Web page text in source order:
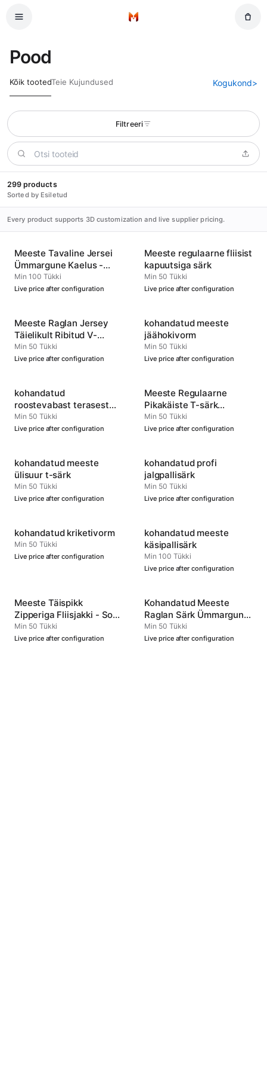
Kodu
Pood
Kõik tootedTeie Kujundused Kogukond>
Filtreeri
299 products
Sorted by Esiletud
Every product supports 3D customization and live supplier pricing.
Meeste Tavaline Jersei
Ümmargune Kaelus -
Kohandatav Spordiriietus
Min 100 Tükki
Live price after configuration
Meeste regulaarne fliisist
kapuutsiga särk
Min 50 Tükki
Live price after configuration
Meeste Raglan Jersey
Täielikult Ribitud V-
kaelus
Min 50 Tükki
Live price after configuration
kohandatud meeste
jäähokivorm
Min 50 Tükki
Live price after configuration
kohandatud
roostevabast terasest
pudel
Min 50 Tükki
Live price after configuration
Meeste Regulaarne
Pikakäiste T-särk
Ümmarguse Kaelusega
Min 50 Tükki
Live price after configuration
kohandatud meeste
ülisuur t-särk
Min 50 Tükki
Live price after configuration
kohandatud profi
jalgpallisärk
Min 50 Tükki
Live price after configuration
kohandatud kriketivorm
Min 50 Tükki
Live price after configuration
kohandatud meeste
käsipallisärk
Min 100 Tükki
Live price after configuration
Meeste Täispikk
Zipperiga Fliisjakki - Soe
ja Mitmekülgne
Min 50 Tükki
Live price after configuration
Kohandatud Meeste
Raglan Särk Ümmargune
Kaelus Tüüp 4
Min 50 Tükki
Live price after configuration